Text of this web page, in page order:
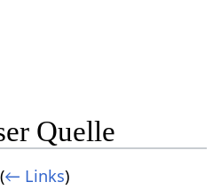
Quelle
(← Links)